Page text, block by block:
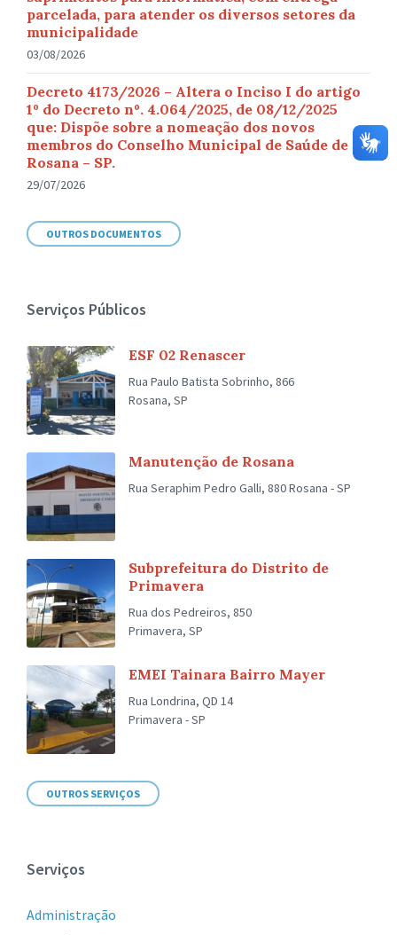
parcelada, para atender os diversos setores da
municipalidade
03/08/2026
Decreto 4173/2026 – Altera o Inciso I do artigo
1º do Decreto nº. 4.064/2025, de 08/12/2025
que: Dispõe sobre a nomeação dos novos
membros do Conselho Municipal de Saúde de
Rosana – SP.
29/07/2026
OUTROS DOCUMENTOS
Serviços Públicos
ESF 02 Renascer
Rua Paulo Batista Sobrinho, 866
Rosana, SP
Manutenção de Rosana
Rua Seraphim Pedro Galli, 880 Rosana - SP
Subprefeitura do Distrito de
Primavera
Rua dos Pedreiros, 850
Primavera, SP
EMEI Tainara Bairro Mayer
Rua Londrina, QD 14
Primavera - SP
OUTROS SERVIÇOS
Serviços
Administração